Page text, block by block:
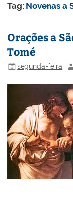
Tag: Novenas a
Orações a
Tomé
segunda-feira